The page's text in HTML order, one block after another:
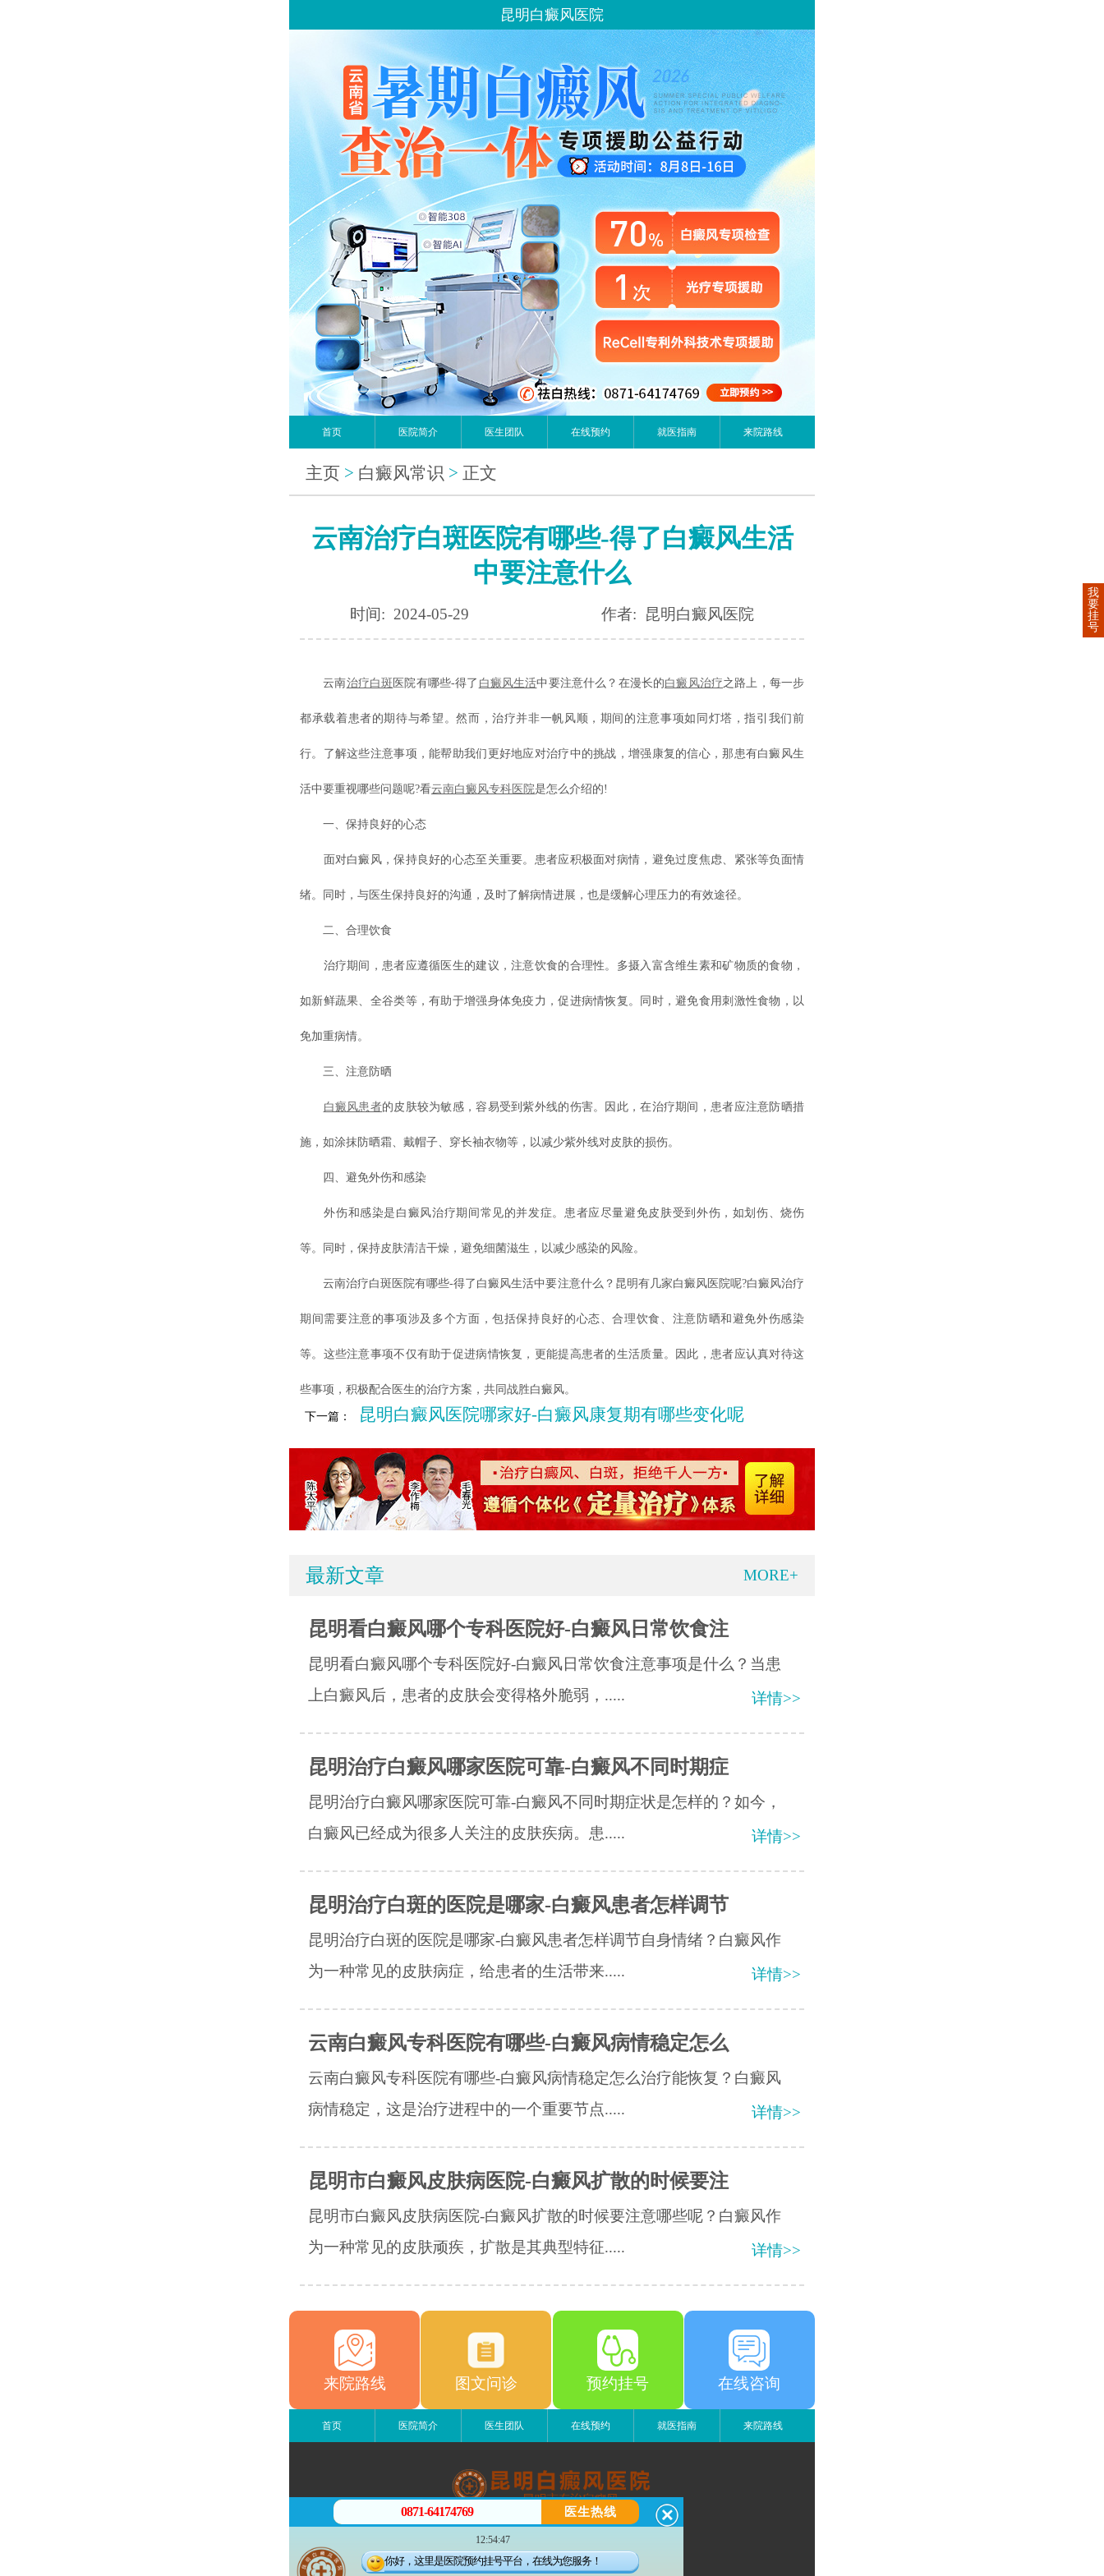
昆明白癜风医院
首页 医院简介 医生团队 在线预约 就医指南 来院路线
主页 > 白癜风常识 > 正文
云南治疗白斑医院有哪些-得了白癜风生活
中要注意什么
时间: 2024-05-29 作者: 昆明白癜风医院
云南治疗白斑 医院有哪些-得了 白癜风生活中要注意什么？在漫长的白癜风治疗之路上，每一步
都承载着患者的期待与希望。然而，治疗并非一帆风顺，期间的注意事项如同灯塔，指引我们前
行。了解这些注意事项，能帮助我们更好地应对治疗中的挑战，增强康复的信心，那患有白癜风生
活中要重视哪些问题呢?看云南白癜风专科医院是怎么介绍的!
一、保持良好的心态
面对白癜风，保持良好的心态至关重要。患者应积极面对病情，避免过度焦虑、紧张等负面情
绪。同时，与医生保持良好的沟通，及时了解病情进展，也是缓解心理压力的有效途径。
二、合理饮食
治疗期间，患者应遵循医生的建议，注意饮食的合理性。多摄入富含维生素和矿物质的食物，
如新鲜蔬果、全谷类等，有助于增强身体免疫力，促进病情恢复。同时，避免食用刺激性食物，以
免加重病情。
三、注意防晒
白癜风患者的皮肤较为敏感，容易受到紫外线的伤害。因此，在治疗期间，患者应注意防晒措
施，如涂抹防晒霜、戴帽子、穿长袖衣物等，以减少紫外线对皮肤的损伤。
四、避免外伤和感染
外伤和感染是白癜风治疗期间常见的并发症。患者应尽量避免皮肤受到外伤，如划伤、烧伤
等。同时，保持皮肤清洁干燥，避免细菌滋生，以减少感染的风险。
云南治疗白斑医院有哪些-得了白癜风生活中要注意什么？昆明有几家白癜风医院呢?白癜风治疗
期间需要注意的事项涉及多个方面，包括保持良好的心态、合理饮食、注意防晒和避免外伤感染
等。这些注意事项不仅有助于促进病情恢复，更能提高患者的生活质量。因此，患者应认真对待这
些事项，积极配合医生的治疗方案，共同战胜白癜风。
下一篇： 昆明白癜风医院哪家好-白癜风康复期有哪些变化呢
最新文章 MORE+
昆明看白癜风哪个专科医院好-白癜风日常饮食注
昆明看白癜风哪个专科医院好-白癜风日常饮食注意事项是什么？当患
上白癜风后，患者的皮肤会变得格外脆弱，.....
详情>>
昆明治疗白癜风哪家医院可靠-白癜风不同时期症
昆明治疗白癜风哪家医院可靠-白癜风不同时期症状是怎样的？如今，
白癜风已经成为很多人关注的皮肤疾病。患.....
详情>>
昆明治疗白斑的医院是哪家-白癜风患者怎样调节
昆明治疗白斑的医院是哪家-白癜风患者怎样调节自身情绪？白癜风作
为一种常见的皮肤病症，给患者的生活带来.....
详情>>
云南白癜风专科医院有哪些-白癜风病情稳定怎么
云南白癜风专科医院有哪些-白癜风病情稳定怎么治疗能恢复？白癜风
病情稳定，这是治疗进程中的一个重要节点.....
详情>>
昆明市白癜风皮肤病医院-白癜风扩散的时候要注
昆明市白癜风皮肤病医院-白癜风扩散的时候要注意哪些呢？白癜风作
为一种常见的皮肤顽疾，扩散是其典型特征.....
详情>>
来院路线 图文问诊 预约挂号 在线咨询
首页 医院简介 医生团队 在线预约 就医指南 来院路线
昆明白癜风医院
昆明市五华区护国路2号
版权所有：昆明白癜风医院
联系电话：0871-64174769
0871-64174769 医生热线
12:54:47
你好，这里是医院预约挂号平台，在线为您服务！
我
要
挂
号